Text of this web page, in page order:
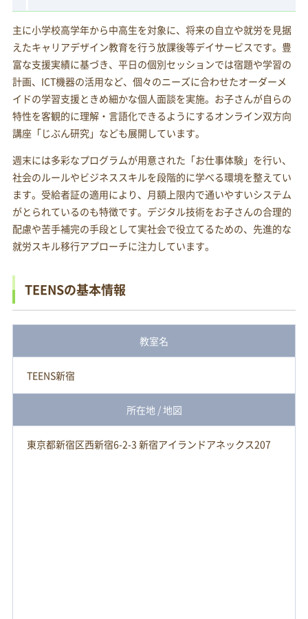
主に小学校高学年から中高生を対象に、将来の自立や就労を見据
えたキャリアデザイン教育を行う放課後等デイサービスです。豊
富な支援実績に基づき、平日の個別セッションでは宿題や学習の
計画、ICT機器の活用など、個々のニーズに合わせたオーダーメ
イドの学習支援ときめ細かな個人面談を実施。お子さんが自らの
特性を客観的に理解・言語化できるようにするオンライン双方向
講座「じぶん研究」なども展開しています。
週末には多彩なプログラムが用意された「お仕事体験」を行い、
社会のルールやビジネススキルを段階的に学べる環境を整えてい
ます。受給者証の適用により、月額上限内で通いやすいシステム
がとられているのも特徴です。デジタル技術をお子さんの合理的
配慮や苦手補完の手段として実社会で役立てるための、先進的な
就労スキル移行アプローチに注力しています。
TEENSの基本情報
教室名
TEENS新宿
所在地 / 地図
東京都新宿区西新宿6-2-3 新宿アイランドアネックス207